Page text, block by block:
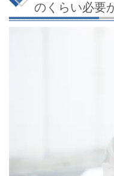
のくらい必要